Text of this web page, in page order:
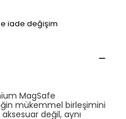
iade değişim
MagSafe
mükemmel birleşimini
değil, aynı